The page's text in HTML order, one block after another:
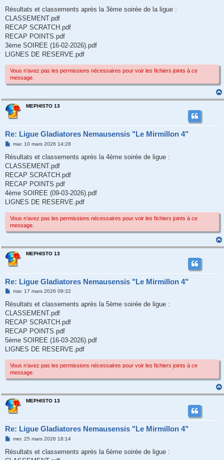
s
a
g
Résultats et classements après la 3ème soirée de la ligue :
CLASSEMENT.pdf
RECAP SCRATCH.pdf
RECAP POINTS.pdf
3ème SOIREE (16-02-2026).pdf
LIGNES DE RESERVE.pdf
Vous n’avez pas les permissions nécessaires pour voir les fichiers joints à ce
message.
MEPHISTO 13
Re: Ligue Gladiatores Nemausensis "Le Mirmillon 4"
M
s
a
g
mar. 10 mars 2026 14:28
Résultats et classements après la 4ème soirée de ligue :
CLASSEMENT.pdf
RECAP SCRATCH.pdf
RECAP POINTS.pdf
4ème SOIREE (09-03-2026).pdf
LIGNES DE RESERVE.pdf
Vous n’avez pas les permissions nécessaires pour voir les fichiers joints à ce
message.
MEPHISTO 13
Re: Ligue Gladiatores Nemausensis "Le Mirmillon 4"
M
s
a
g
mar. 17 mars 2026 09:32
Résultats et classements après la 5ème soirée de ligue :
CLASSEMENT.pdf
RECAP SCRATCH.pdf
RECAP POINTS.pdf
5ème SOIREE (16-03-2026).pdf
LIGNES DE RESERVE.pdf
Vous n’avez pas les permissions nécessaires pour voir les fichiers joints à ce
message.
MEPHISTO 13
Re: Ligue Gladiatores Nemausensis "Le Mirmillon 4"
M
s
mer. 25 mars 2026 18:14
Résultats et classements après la 6ème soirée de ligue :